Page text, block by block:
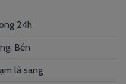
24h
Bền
là sang